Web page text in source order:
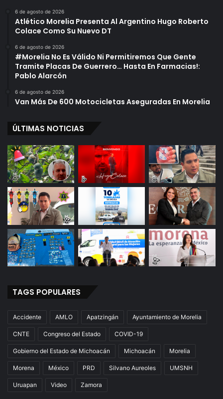
6 de agosto de 2026
Atlético Morelia Presenta Al Argentino Hugo Roberto
Colace Como Su Nuevo DT
6 de agosto de 2026
#Morelia No Es Válido Ni Permitiremos Que Gente
Tramite Placas De Guerrero… Hasta En Farmacias!:
Pablo Alarcón
6 de agosto de 2026
Van Más De 600 Motocicletas Aseguradas En Morelia
ÚLTIMAS NOTICIAS
TAGS POPULARES
Accidente AMLO Apatzingán Ayuntamiento de Morelia
CNTE Congreso del Estado COVID-19
Gobierno del Estado de Michoacán Michoacán Morelia
Morena México PRD Silvano Aureoles UMSNH
Uruapan Video Zamora